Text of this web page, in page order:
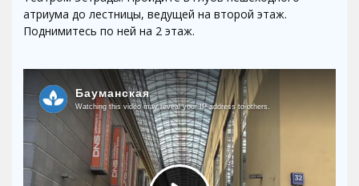
атриума до лестницы, ведущей на второй этаж.
Поднимитесь по ней на 2 этаж.